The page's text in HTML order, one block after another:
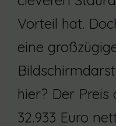
Vorteil hat.
eine
hier? Der
32.933 Euro